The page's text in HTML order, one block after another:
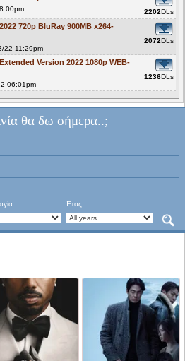
2202DLs
720p BluRay 900MB x264-
22 11:29pm
2072DLs
Version 2022 1080p WEB-
06:01pm
1236DLs
θα δω σήμερα..;
Έτος: